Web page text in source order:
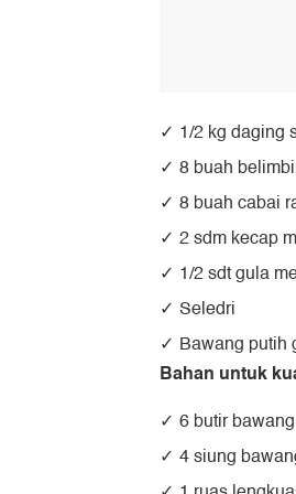
1/2 kg daging
8 buah
8 buah cabai
2 sdm kecap
1/2 sdt gula
Seledri
Bawang putih
Bahan untuk
6 butir
4 siung